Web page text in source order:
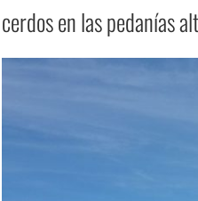
cerdos en las pedanías